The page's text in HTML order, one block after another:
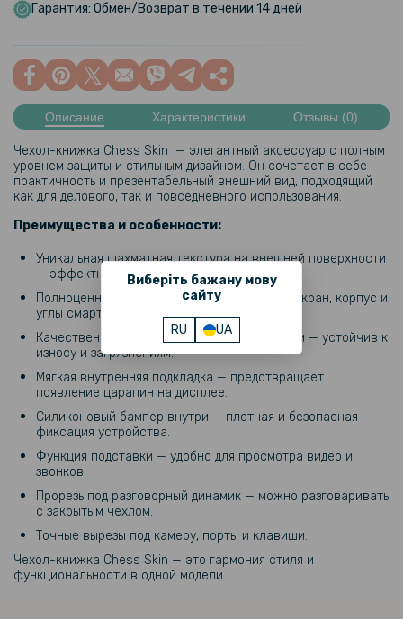
Виберіть бажану мову
сайту
RU UA
Гарантия: Обмен/Возврат в течении 14 дней
Описание Характеристики Отзывы (0)
Чехол-книжка Chess Skin — элегантный аксессуар с полным
уровнем защиты и стильным дизайном. Он сочетает в себе
практичность и презентабельный внешний вид, подходящий
как для делового, так и повседневного использования.
Преимущества и особенности:
Уникальная шахматная текстура на внешней поверхности
— эффектный и строгий внешний вид.
Полноценная защита на 360° — закрывает экран, корпус и
углы смартфона.
Качественный кожзам с матовым покрытием — устойчив к
износу и загрязнениям.
Мягкая внутренняя подкладка — предотвращает
появление царапин на дисплее.
Силиконовый бампер внутри — плотная и безопасная
фиксация устройства.
Функция подставки — удобно для просмотра видео и
звонков.
Прорезь под разговорный динамик — можно разговаривать
с закрытым чехлом.
Точные вырезы под камеру, порты и клавиши.
Чехол-книжка Chess Skin — это гармония стиля и
функциональности в одной модели.